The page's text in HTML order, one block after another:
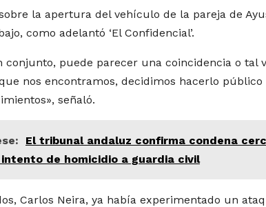
la apertura del vehículo de la pareja de
como adelantó ‘El Confidencial’.
conjunto, puede parecer una coincidencia o tal
nos encontramos, decidimos hacerlo público
señaló.
El tribunal andaluz confirma condena
de homicidio a guardia civil
Carlos Neira, ya había experimentado un